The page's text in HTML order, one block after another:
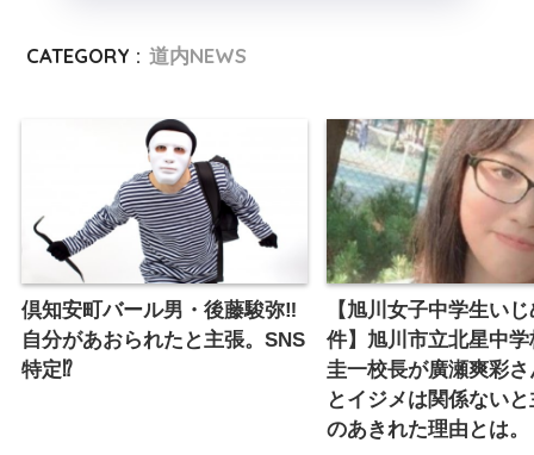
CATEGORY : 道内NEWS
倶知安町バール男・後藤駿弥‼︎
自分があおられたと主張。SNS
特定⁉︎
【旭川女子中学生い
件】旭川市立北星中
圭一校長が廣瀬爽彩
とイジメは関係ない
のあきれた理由とは。